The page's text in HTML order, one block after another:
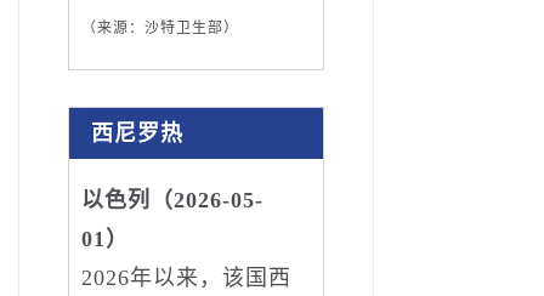
（来源：沙特卫生部）
西尼罗热
以色列（2026-05-
01）
2026年以来，该国西